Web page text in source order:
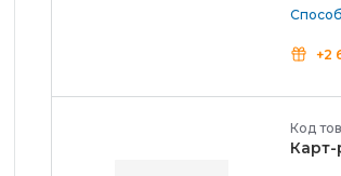
+2
Код
Карт-